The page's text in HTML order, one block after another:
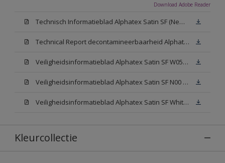
Download Adobe Reader
Technisch Informatieblad Alphatex Satin SF (New Livery) (PDF)
Technical Report decontamineerbaarheid Alphatex Satin SF
Veiligheidsinformatieblad Alphatex Satin SF W05 (MSDS)
Veiligheidsinformatieblad Alphatex Satin SF N00 (MSDS)
Veiligheidsinformatieblad Alphatex Satin SF White (MSDS)
Kleurcollectie